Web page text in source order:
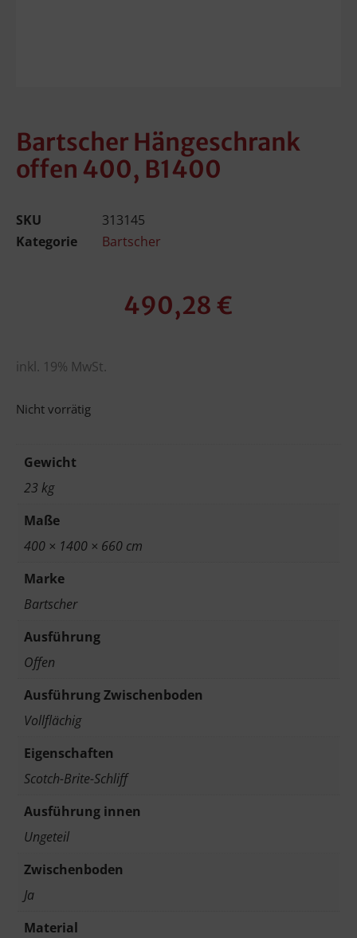
Bartscher Hängeschrank
offen 400, B1400
SKU
313145
Kategorie
Bartscher
490,28 €
inkl. 19% MwSt.
Nicht vorrätig
Gewicht
23 kg
Maße
400 × 1400 × 660 cm
Marke
Bartscher
Ausführung
Offen
Ausführung Zwischenboden
Vollflächig
Eigenschaften
Scotch-Brite-Schliff
Ausführung innen
Ungeteil
Zwischenboden
Ja
Material